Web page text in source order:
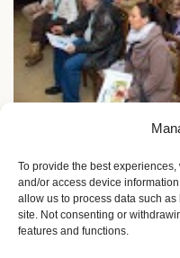
To provide the best
and/or access device
allow us to process data such
site. Not consenting or
features and functions.
Žene sa invaliditetom:
8 meseci ago Sandra